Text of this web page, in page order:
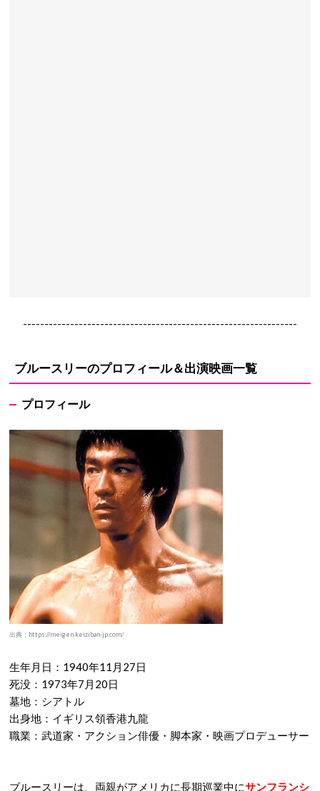
----------------------------------------------------------------
ブルースリーのプロフィール＆出演映画一覧
プロフィール
出典：https://meigen.keiziban-jp.com/
生年月日：1940年11月27日
死没：1973年7月20日
墓地：シアトル
出身地：イギリス領香港九龍
職業：武道家・アクション俳優・脚本家・映画プロデューサー
ブルースリーは、両親がアメリカに長期巡業中にサンフランシ